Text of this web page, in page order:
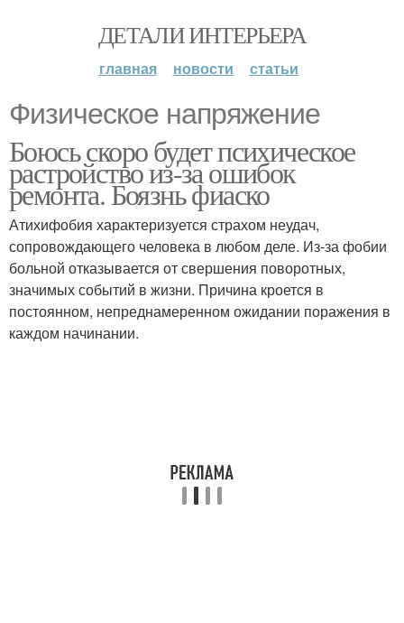
ДЕТАЛИ ИНТЕРЬЕРА
главная новости статьи
Физическое напряжение
Боюсь скоро будет психическое
растройство из-за ошибок
ремонта. Боязнь фиаско
Атихифобия характеризуется страхом неудач,
сопровождающего человека в любом деле. Из-за фобии
больной отказывается от свершения поворотных,
значимых событий в жизни. Причина кроется в
постоянном, непреднамеренном ожидании поражения в
каждом начинании.